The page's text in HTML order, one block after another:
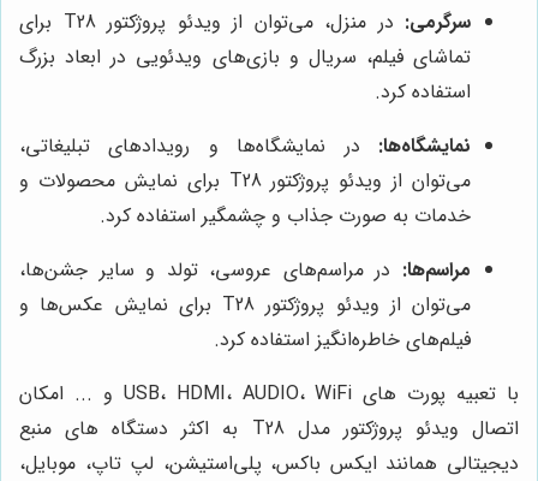
سرگرمی:
در منزل، می‌توان از ویدئو پروژکتور T28 برای
تماشای فیلم، سریال و بازی‌های ویدئویی در ابعاد بزرگ
استفاده کرد.
نمایشگاه‌ها: در نمایشگاه‌ها و رویدادهای تبلیغاتی،
می‌توان از ویدئو پروژکتور T28 برای نمایش محصولات و
خدمات به صورت جذاب و چشمگیر استفاده کرد.
مراسم‌ها: در مراسم‌های عروسی، تولد و سایر جشن‌ها،
می‌توان از ویدئو پروژکتور T28 برای نمایش عکس‌ها و
فیلم‌های خاطره‌انگیز استفاده کرد.
با تعبیه پورت های USB، HDMI، AUDIO، WiFi و ... امکان
اتصال ویدئو پروژکتور مدل T28
به اکثر دستگاه های منبع
دیجیتالی همانند ایکس باکس، پلی‌استیشن، لپ تاپ، موبایل،